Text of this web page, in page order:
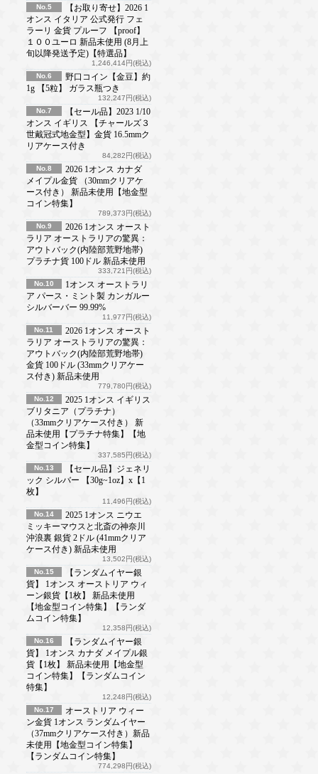
No.5
【お取り寄せ】2026 1
オンス イタリア 公式発行 フェ
ラーリ 金貨 プルーフ 【proof】
１００ユーロ 新品未使用 (8月上
旬以降発送予定)【特選品】
1,246,414円(税込)
No.6
野口コイン【金豆】約
1g 【5粒】 ガラス瓶つき
132,247円(税込)
No.7
【セール品】2023 1/10
オンス イギリス 【チャールズ３
世戴冠式地金型】金貨 16.5mmク
リアケース付き
84,282円(税込)
No.8
2026 1オンス カナダ
メイプル金貨 （30mmクリアケ
ース付き） 新品未使用【地金型
コイン特集】
789,373円(税込)
No.9
2026 1オンス オースト
ラリア オーストラリアの驚異：
アウトバック(内陸部荒野地帯)
プラチナ貨 100ドル 新品未使用
333,721円(税込)
No.10
1オンス オーストラリ
ア パース・ミント製 カンガルー
シルバーバー 99.99%
11,977円(税込)
No.11
2026 1オンス オースト
ラリア オーストラリアの驚異：
アウトバック(内陸部荒野地帯)
金貨 100ドル (33mmクリアケー
ス付き) 新品未使用
779,780円(税込)
No.12
2025 1オンス イギリス
ブリタニア（プラチナ）
（33mmクリアケース付き） 新
品未使用【プラチナ特集】【地
金型コイン特集】
337,585円(税込)
No.13
【セール品】ジェネリ
ック シルバー 【30g~1oz】x【1
枚】
11,496円(税込)
No.14
2025 1オンス ニウエ
ミッキーマウスと北斎の神奈川
沖浪裏 銀貨 2ドル (41mmクリア
ケース付き) 新品未使用
13,502円(税込)
No.15
【ランダムイヤー銀
貨】 1オンス オーストリア ウィ
ーン銀貨【1枚】 新品未使用
【地金型コイン特集】【ランダ
ムコイン特集】
12,358円(税込)
No.16
【ランダムイヤー銀
貨】 1オンス カナダ メイプル銀
貨【1枚】 新品未使用【地金型
コイン特集】【ランダムコイン
特集】
12,248円(税込)
No.17
オーストリア ウィー
ン金貨 1オンス ランダムイヤー
（37mmクリアケース付き）新品
未使用【地金型コイン特集】
【ランダムコイン特集】
774,298円(税込)